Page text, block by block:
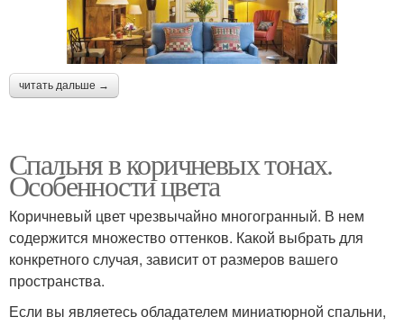
читать дальше →
Спальня в коричневых тонах.
Особенности цвета
Коричневый цвет чрезвычайно многогранный. В нем
содержится множество оттенков. Какой выбрать для
конкретного случая, зависит от размеров вашего
пространства.
Если вы являетесь обладателем миниатюрной спальни,